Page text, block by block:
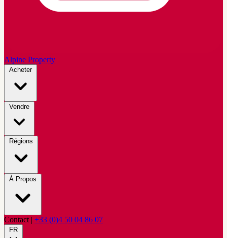
Alpine Property
Acheter
Vendre
Régions
À Propos
Contact | +33 (0)4 50 04 86 07
FR